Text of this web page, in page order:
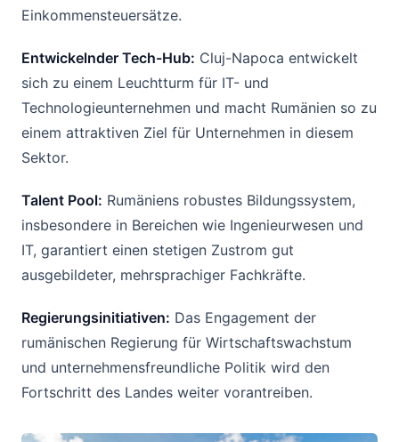
Einkommensteuersätze.
Entwickelnder Tech-Hub: Cluj-Napoca entwickelt
sich zu einem Leuchtturm für IT- und
Technologieunternehmen und macht Rumänien so zu
einem attraktiven Ziel für Unternehmen in diesem
Sektor.
Talent Pool: Rumäniens robustes Bildungssystem,
insbesondere in Bereichen wie Ingenieurwesen und
IT, garantiert einen stetigen Zustrom gut
ausgebildeter, mehrsprachiger Fachkräfte.
Regierungsinitiativen: Das Engagement der
rumänischen Regierung für Wirtschaftswachstum
und unternehmensfreundliche Politik wird den
Fortschritt des Landes weiter vorantreiben.